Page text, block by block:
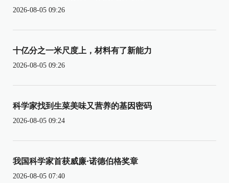
2026-08-05 09:26
十亿分之一米尺度上，材料有了新能力
2026-08-05 09:26
科学家找到生菜美味又营养的基因密码
2026-08-05 09:24
我国科学家首获威廉·诺德伯格奖章
2026-08-05 07:40